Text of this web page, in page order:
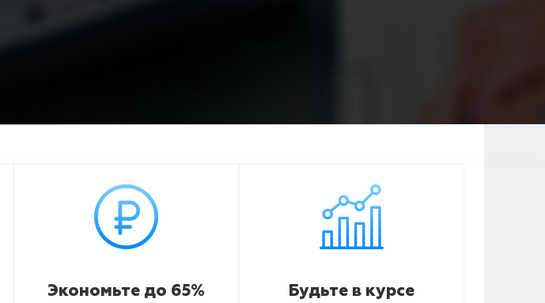
Экономьте до 65%
Будьте в курсе